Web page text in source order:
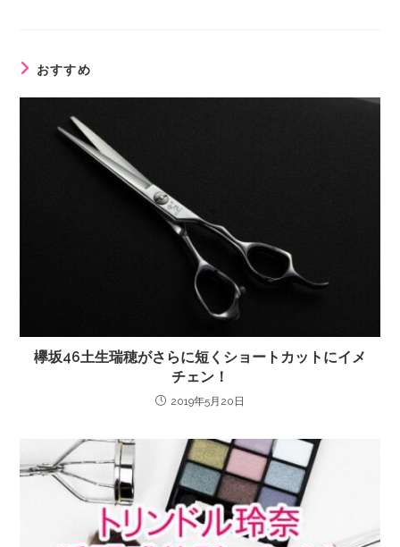
おすすめ
欅坂46土生瑞穂がさらに短くショートカットにイメ
チェン！
2019年5月20日